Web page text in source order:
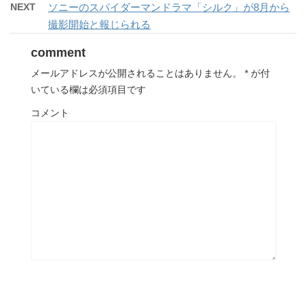
NEXT
ソニーのスパイダーマンドラマ「シルク」が8月から
撮影開始と報じられる
comment
メールアドレスが公開されることはありません。 * が付
いている欄は必須項目です
コメント